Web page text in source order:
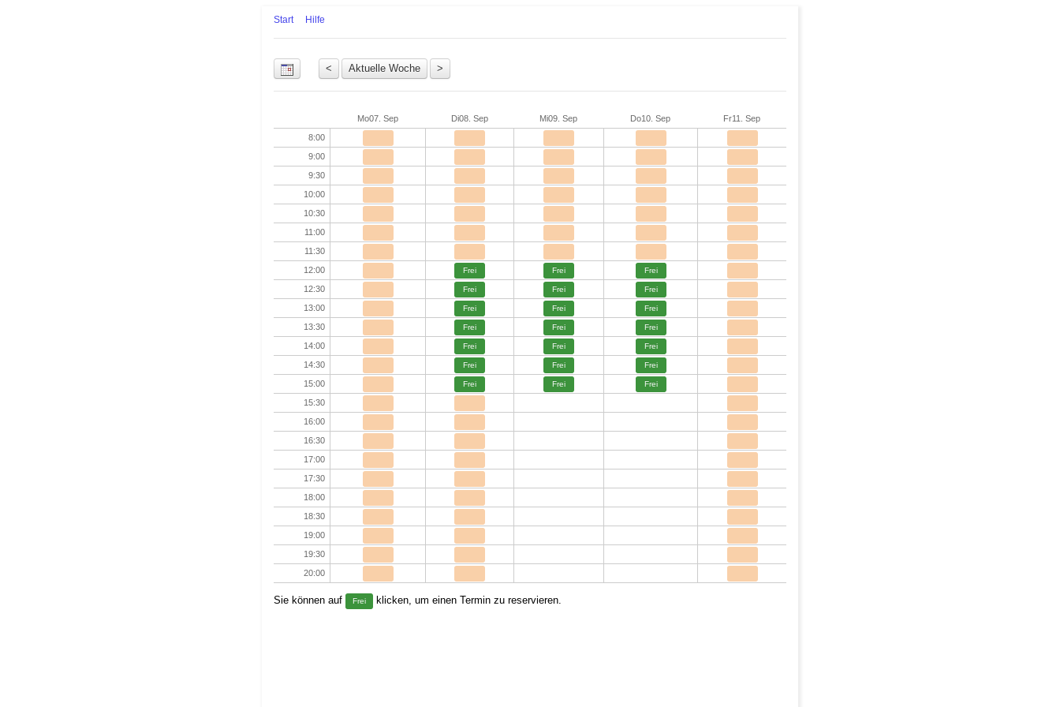
Start Hilfe
Mo07. Sep Di08. Sep Mi09. Sep Do10. Sep Fr11. Sep
8:00
9:00
9:30
10:00
10:30
11:00
11:30
12:00
Frei Frei Frei
12:30 Frei Frei Frei
13:00 Frei Frei Frei
13:30 Frei Frei Frei
14:00 Frei Frei Frei
14:30 Frei Frei Frei
15:00 Frei Frei Frei
15:30
16:00
16:30
17:00
17:30
18:00
18:30
19:00
19:30
20:00
Sie können auf Frei klicken, um einen Termin zu reservieren.